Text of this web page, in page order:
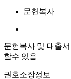
문헌복사
문헌복사 및 대출
할수 있음
권호소장정보